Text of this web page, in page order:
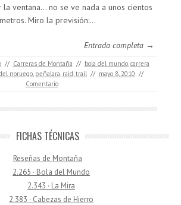
ventana… no se ve nada a unos cientos
Miro la previsión:…
Entrada completa →
// Carreras de Montaña // bola del mundo,carrera
noruego, peñalara, raid,trail // mayo 8, 2010 //
Comentario
FICHAS TÉCNICAS
Reseñas de Montaña
2.265 · Bola del Mundo
2.343 · La Mira
2.383 · Cabezas de Hierro